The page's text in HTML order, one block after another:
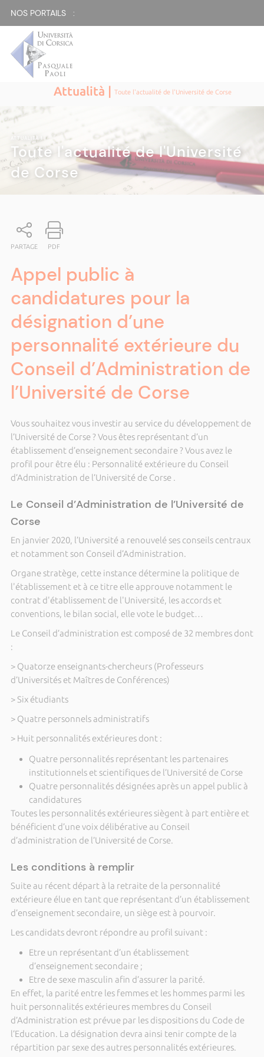
NOS PORTAILS :
Attualità |Toute l'actualité de l'Université de Corse
ATTUALITÀ|
Toute l'actualité de l'Université
de Corse
PARTAGE PDF
Appel public à
candidatures pour la
désignation d’une
personnalité extérieure du
Conseil d’Administration de
l’Université de Corse
Vous souhaitez vous investir au service du développement de
l’Université de Corse ? Vous êtes représentant d’un
établissement d’enseignement secondaire ? Vous avez le
profil pour être élu : Personnalité extérieure du Conseil
d’Administration de l’Université de Corse .
Le Conseil d’Administration de l’Université de
Corse
En janvier 2020, l’Université a renouvelé ses conseils centraux
et notamment son Conseil d’Administration.
Organe stratège, cette instance détermine la politique de
l'établissement et à ce titre elle approuve notamment le
contrat d'établissement de l'Université, les accords et
conventions, le bilan social, elle vote le budget…
Le Conseil d’administration est composé de 32 membres dont
:
> Quatorze enseignants-chercheurs (Professeurs
d’Universités et Maîtres de Conférences)
> Six étudiants
> Quatre personnels administratifs
> Huit personnalités extérieures dont :
Quatre personnalités représentant les partenaires
institutionnels et scientifiques de l’Université de Corse
Quatre personnalités désignées après un appel public à
candidatures
Toutes les personnalités extérieures siègent à part entière et
bénéficient d’une voix délibérative au Conseil
d’administration de l’Université de Corse.
Les conditions à remplir
Suite au récent départ à la retraite de la personnalité
extérieure élue en tant que représentant d’un établissement
d’enseignement secondaire, un siège est à pourvoir.
Les candidats devront répondre au profil suivant :
Etre un représentant d’un établissement
d’enseignement secondaire ;
Etre de sexe masculin afin d’assurer la parité.
En effet, la parité entre les femmes et les hommes parmi les
huit personnalités extérieures membres du Conseil
d’Administration est prévue par les dispositions du Code de
l’Education. La désignation devra ainsi tenir compte de la
répartition par sexe des autres personnalités extérieures.